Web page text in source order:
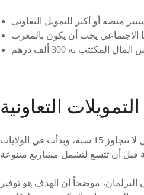
التعاونية
قال المحلل المالي رشيد ساري: « على المستوى العالمي، فكرة التمويل التعاوني لا تتجاوز 15 سنة، وبدأت في الولايات
موضحاً أن الهدف هو توفير